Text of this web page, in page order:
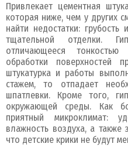
Привлекает цементная
которая ниже, чем у других
найти недостатки:
тщательной отделки.
отличающееся
обработки поверхностей
штукатурка и работы
стажем, то отпадает
шпатлевки. Кроме того,
окружающей среды. Как
приятный микроклимат:
влажность воздуха, а также
что детские крики не будут